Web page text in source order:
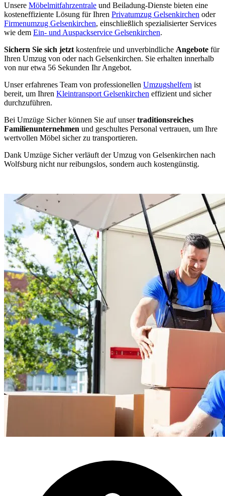
Unsere Möbelmitfahrzentrale und Beiladung-Dienste bieten eine
kosteneffiziente Lösung für Ihren Privatumzug Gelsenkirchen oder
Firmenumzug Gelsenkirchen, einschließlich spezialisierter Services
wie dem Ein- und Auspackservice Gelsenkirchen.
Sichern Sie sich jetzt kostenfreie und unverbindliche Angebote für
Ihren Umzug von oder nach Gelsenkirchen. Sie erhalten innerhalb
von nur etwa 56 Sekunden Ihr Angebot.
Unser erfahrenes Team von professionellen Umzugshelfern ist
bereit, um Ihren Kleintransport Gelsenkirchen effizient und sicher
durchzuführen.
Bei Umzüge Sicher können Sie auf unsertraditionsreiches
Familienunternehmen und geschultes Personal vertrauen, um Ihre
wertvollen Möbel sicher zu transportieren.
Dank Umzüge Sicher verläuft der Umzug von Gelsenkirchen nach
Wolfsburg nicht nur reibungslos, sondern auch kostengünstig.